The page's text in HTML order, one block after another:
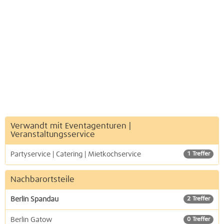
Verwandt mit Eventagenturen |
Veranstaltungsservice
1 Treffer
Partyservice | Catering | Mietkochservice
Nachbarortsteile
2 Treffer
Berlin Spandau
0 Treffer
Berlin Gatow